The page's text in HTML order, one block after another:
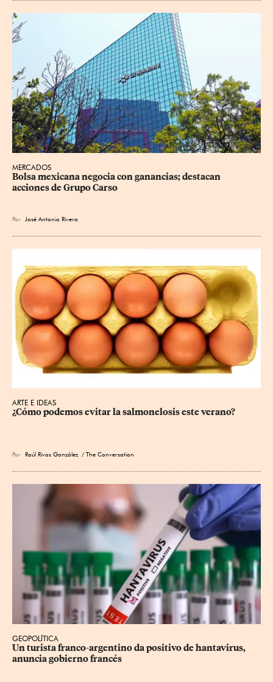
MERCADOS
Bolsa mexicana negocia con ganancias; destacan
acciones de Grupo Carso
Por José Antonio Rivera
ARTE E IDEAS
¿Cómo podemos evitar la salmonelosis este verano?
Por Raúl Rivas González / The Conversation
GEOPOLÍTICA
Un turista franco-argentino da positivo de hantavirus,
anuncia gobierno francés